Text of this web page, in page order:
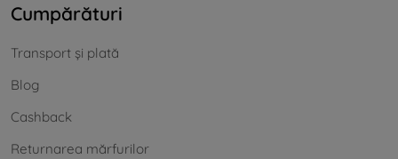
Cumpărături
Transport și plată
Blog
Cashback
Returnarea mărfurilor